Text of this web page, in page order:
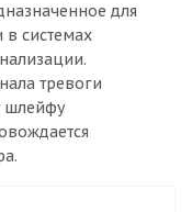
для
в системах
тревоги
шлейфу